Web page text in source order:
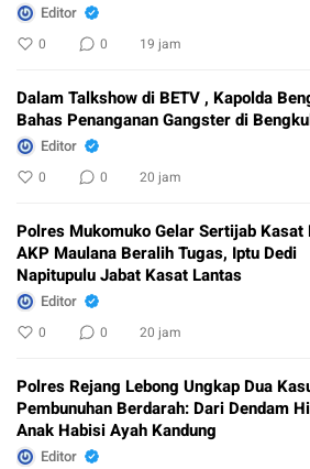
Editor
0 0 19 jam
Dalam Talkshow di BETV , Kapolda
Bahas Penanganan Gangster di
Editor
0 0 20 jam
Polres Mukomuko Gelar Sertijab Kasat
AKP Maulana Beralih Tugas, Iptu Dedi
Napitupulu Jabat Kasat Lantas
Editor
0 0 20 jam
Polres Rejang Lebong Ungkap Dua
Pembunuhan Berdarah: Dari Dendam
Anak Habisi Ayah Kandung
Editor